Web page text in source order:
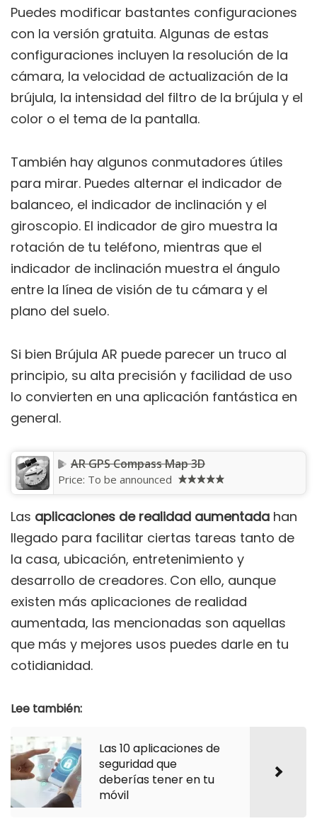
Puedes modificar bastantes configuraciones
con la versión gratuita. Algunas de estas
configuraciones incluyen la resolución de la
cámara, la velocidad de actualización de la
brújula, la intensidad del filtro de la brújula y el
color o el tema de la pantalla.
También hay algunos conmutadores útiles
para mirar. Puedes alternar el indicador de
balanceo, el indicador de inclinación y el
giroscopio. El indicador de giro muestra la
rotación de tu teléfono, mientras que el
indicador de inclinación muestra el ángulo
entre la línea de visión de tu cámara y el
plano del suelo.
Si bien Brújula AR puede parecer un truco al
principio, su alta precisión y facilidad de uso
lo convierten en una aplicación fantástica en
general.
AR GPS Compass Map 3D
Price: To be announced
Las aplicaciones de realidad aumentada han
llegado para facilitar ciertas tareas tanto de
la casa, ubicación, entretenimiento y
desarrollo de creadores. Con ello, aunque
existen más aplicaciones de realidad
aumentada, las mencionadas son aquellas
que más y mejores usos puedes darle en tu
cotidianidad.
Lee también:
Las 10 aplicaciones de
seguridad que
deberías tener en tu
móvil